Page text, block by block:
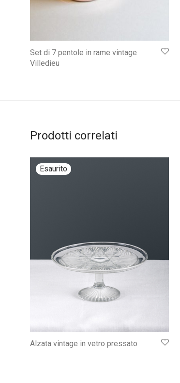
Set di 7 pentole in rame vintage
Villedieu
Prodotti correlati
Alzata vintage in vetro pressato